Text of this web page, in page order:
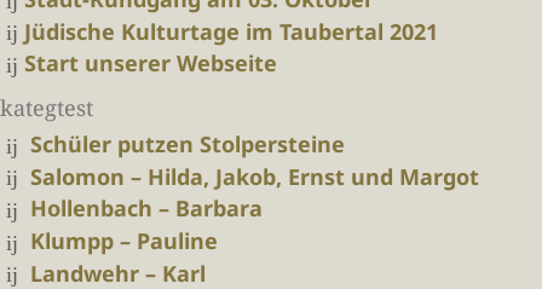
Jüdische Kulturtage im Taubertal 2021
Start unserer Webseite
kategtest
Schüler putzen Stolpersteine
Salomon – Hilda, Jakob, Ernst und Margot
Hollenbach – Barbara
Klumpp – Pauline
Landwehr – Karl